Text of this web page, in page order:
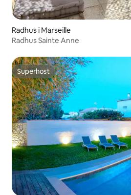
Radhus i Marseille
Radhus Sainte Anne
Superhost
Superhost